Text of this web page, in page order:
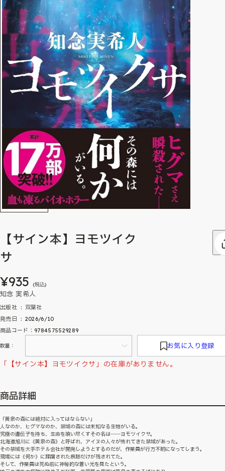
【サイン本】ヨモツイク
サ
¥935 (税込)
知念 実希人
出版社 ‏ : ‎ 双葉社
発売日 ‏ : ‎ 2026/6/10
商品コード：9784575529289
数量： お気に入り登録
「【サイン本】ヨモツイクサ」の在庫がありません。
商品詳細
「黄泉の森には絶対に入ってはならない」
人なのか、ヒグマなのか、禁域の森には未知なる生物がいる。
究極の遺伝子を持ち、生命を喰い尽くすその名は――ヨモツイクサ。
北海道旭川に《黄泉の森》と呼ばれ、アイヌの人々が怖れてきた禁域があった。
その禁域を大手ホテル会社が開発しようとするのだが、作業員が行方不明になってしまう。
現場には《何か》に蹂躙された痕跡だけが残されてた。
そして、作業員は死ぬ前に神秘的な蒼い光を見たという。